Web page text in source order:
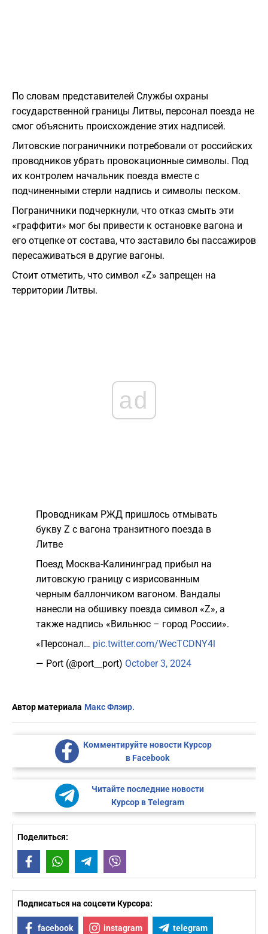
По словам представителей Службы охраны
государственной границы Литвы, персонал поезда не
смог объяснить происхождение этих надписей.
Литовские пограничники потребовали от российских
проводников убрать провокационные символы. Под
их контролем начальник поезда вместе с
подчиненными стерли надпись и символы песком.
Пограничники подчеркнули, что отказ смыть эти
«граффити» мог бы привести к остановке вагона и
его отцепке от состава, что заставило бы пассажиров
пересаживаться в другие вагоны.
Стоит отметить, что символ «Z» запрещен на
территории Литвы.
ad
Проводникам РЖД пришлось отмывать
букву Z с вагона транзитного поезда в
Литве
Поезд Москва-Калининград прибыл на
литовскую границу с изрисованным
черным баллончиком вагоном. Вандалы
нанесли на обшивку поезда символ «Z», а
также надпись «Вильнюс – город России».
«Персонал… pic.twitter.com/WecTCDNY4l
— Port (@port__port) October 3, 2024
Автор материала Макс Флэир.
Комментируйте новости Курсор
в Facebook
Читайте последние новости
Курсор в Telegram
Поделиться:
FacebookWhatsAppTelegram
Подписаться на соцсети Курсора:
facebook instagram telegram